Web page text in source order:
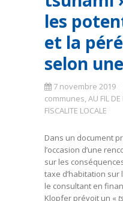
les
et la
selon
7 novembre 2019
communes,AU FIL
FISCALITE LOCALE
Dans un document
l’occasion d’une
sur les
taxe d’habitation
le consultant en
Klopfer prévoit un «